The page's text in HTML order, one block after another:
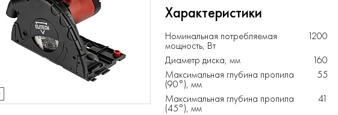
Характеристики
Номинальная потребляемая
мощность, Вт
1200
Диаметр диска, мм
160
Максимальная глубина пропила
(90°), мм
55
Максимальная глубина пропила
(45°), мм
41